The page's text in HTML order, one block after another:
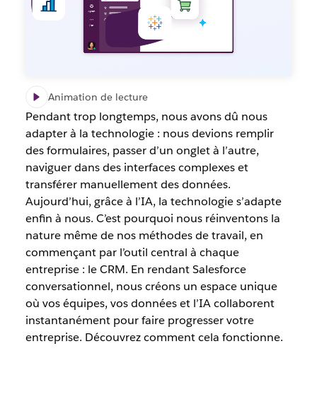
Animation de lecture
Pendant trop longtemps, nous avons dû nous
adapter à la technologie : nous devions remplir
des formulaires, passer d’un onglet à l’autre,
naviguer dans des interfaces complexes et
transférer manuellement des données.
Aujourd’hui, grâce à l’IA, la technologie s’adapte
enfin à nous. C’est pourquoi nous réinventons la
nature même de nos méthodes de travail, en
commençant par l’outil central à chaque
entreprise : le CRM. En rendant Salesforce
conversationnel, nous créons un espace unique
où vos équipes, vos données et l’IA collaborent
instantanément pour faire progresser votre
entreprise. Découvrez comment cela fonctionne.